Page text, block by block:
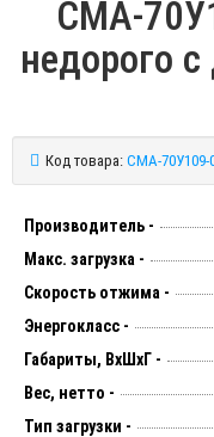
СМА-
недорого
Код товара: СМА-70У109-
Производитель -
Макс. загрузка -
Скорость отжима -
Энергокласс -
Габариты, ВхШхГ -
Вес, нетто -
Тип загрузки -